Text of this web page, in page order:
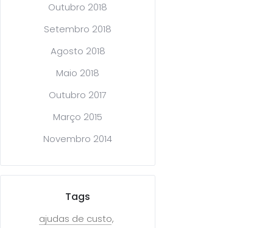
Outubro 2018
Setembro 2018
Agosto 2018
Maio 2018
Outubro 2017
Março 2015
Novembro 2014
Tags
ajudas de custo